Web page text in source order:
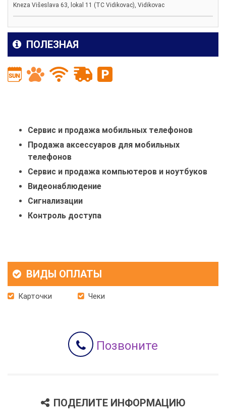
Kneza Višeslava 63, lokal 11 (TC Vidikovac), Vidikovac
ПОЛЕЗНАЯ
Сервис и продажа мобильных телефонов
Продажа аксессуаров для мобильных
телефонов
Сервис и продажа компьютеров и ноутбуков
Видеонаблюдение
Сигнализации
Контроль доступа
ВИДЫ ОПЛАТЫ
Карточки Чеки
Позвоните
ПОДЕЛИТЕ ИНФОРМАЦИЮ